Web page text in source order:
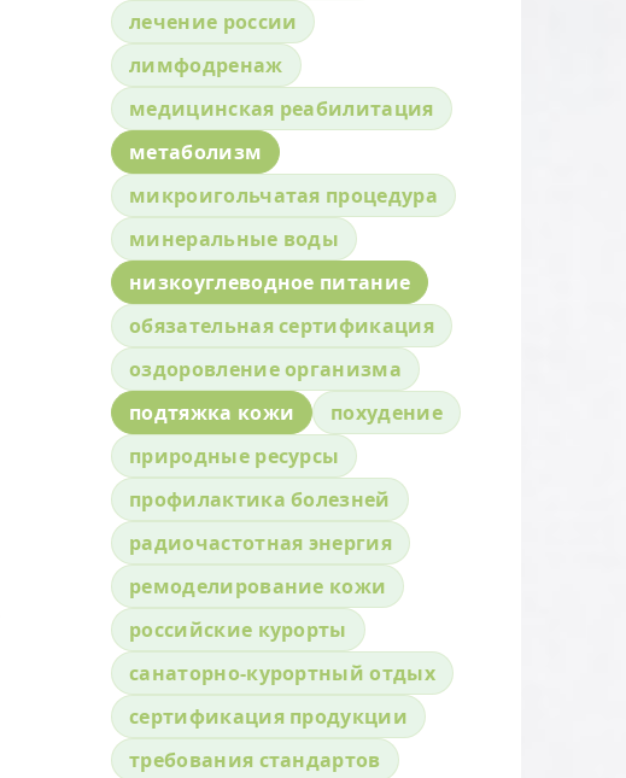
лечение россии
лимфодренаж
медицинская реабилитация
метаболизм
микроигольчатая процедура
минеральные воды
низкоуглеводное питание
обязательная сертификация
оздоровление организма
подтяжка кожи
похудение
природные ресурсы
профилактика болезней
радиочастотная энергия
ремоделирование кожи
российские курорты
санаторно-курортный отдых
сертификация продукции
требования стандартов